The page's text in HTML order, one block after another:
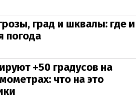
град и шквалы: где и
погода
+50 градусов на
что на это